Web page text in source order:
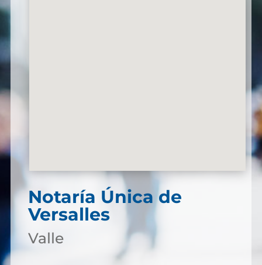
Notaría Única de
Versalles
Valle